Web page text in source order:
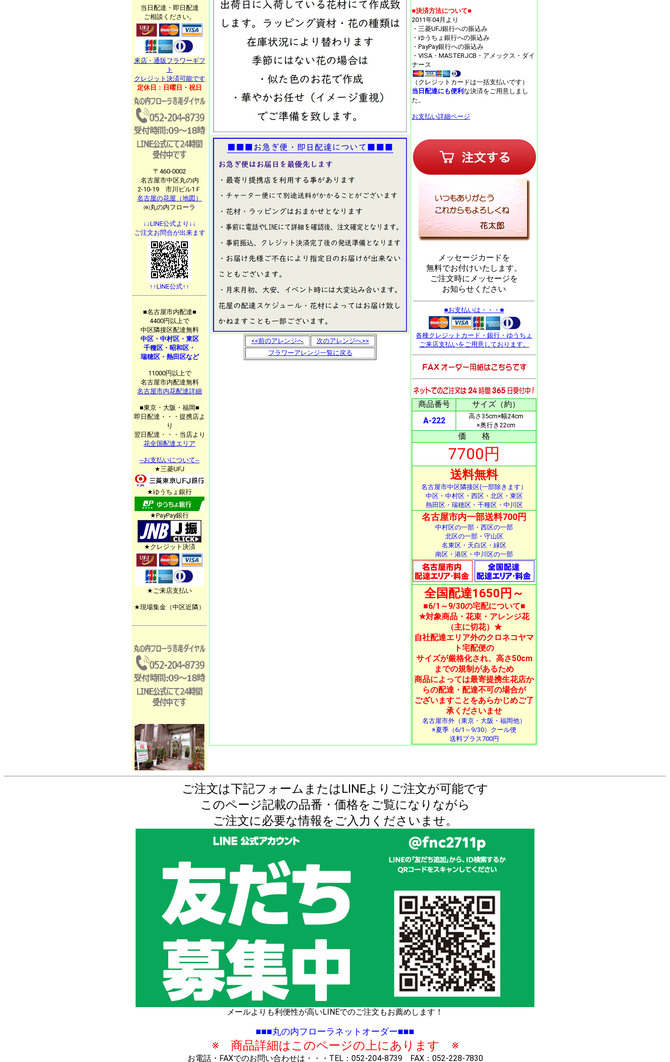
当日配達・即日配達
ご相談ください。
来店・通販フラワーギフ
ト
クレジット決済可能です
定休日：日曜日・祝日
〒460-0002
名古屋市中区丸の内
2-10-19 市川ビル1Ｆ
名古屋の花屋（地図）
㈱丸の内フローラ
↓↓LINE公式より↓↓
ご注文お問合が出来ます
↑↑LINE公式↑↑
■名古屋市内配達■
4400円以上で
中区隣接区配達無料
中区・中村区・東区
千種区・昭和区・
瑞穂区・熱田区など
11000円以上で
名古屋市内配達無料
名古屋市内花配達詳細
■東京・大阪・福岡■
即日配達・・・提携店よ
り
翌日配達・・・当店より
花全国配達エリア
--お支払いについて--
★三菱UFJ
★ゆうちょ銀行
★PayPay銀行
★クレジット決済
★ご来店支払い
★現場集金（中区近隣）
<<前のアレンジへ
次のアレンジへ>>
フラワーアレンジ一覧に戻る
■決済方法について■
2011年04月より
・三菱UFJ銀行への振込み
・ゆうちょ銀行への振込み
・PayPay銀行への振込み
・VISA・MASTERJCB・アメックス・ダイ
ナース
（クレジットカードは一括支払いです）
当日配達にも便利 な決済をご用意しまし
た。
お支払い詳細ページ
メッセージカードを
無料でお付けいたします。
ご注文時にメッセージを
お知らせください
■お支払いは・・・■
各種クレジットカード・銀行・ゆうちょ
ご来店支払いをご用意しております。
商品番号
サイズ（約）
A-222
高さ35cm×幅24cm
×奥行き22cm
価 格
7700円
送料無料
名古屋市中区隣接区(一部除きます）
中区・中村区・西区・北区・東区
熱田区・瑞穂区・千種区・中川区
名古屋市内一部送料700円
中村区の一部・西区の一部
北区の一部・守山区
名東区・天白区・緑区
南区・港区・中川区の一部
全国配達1650円～
■6/1～9/30の宅配について■
★対象商品・花束・アレンジ花
（主に切花）★
自社配達エリア外のクロネコヤマ
ト宅配便の
サイズが厳格化され、高さ50cm
までの規制があるため
商品によっては最寄提携生花店か
らの配達・配達不可の場合が
ございますことをあらかじめご了
承くださいませ
名古屋市外（東京・大阪・福岡他）
※夏季（6/1～9/30）クール便
送料プラス700円
ご注文は下記フォームまたはLINEよりご注文が可能です
このページ記載の品番・価格をご覧になりながら
ご注文に必要な情報をご入力くださいませ。
メールよりも利便性が高いLINEでのご注文もお薦めします！
■■■丸の内フローラネットオーダー■■■
※ 商品詳細はこのページの上にあります ※
お電話・FAXでのお問い合わせは・・・TEL：052-204-8739 FAX：052-228-7830